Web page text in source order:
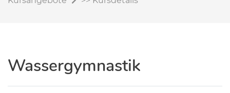
Wassergymnastik